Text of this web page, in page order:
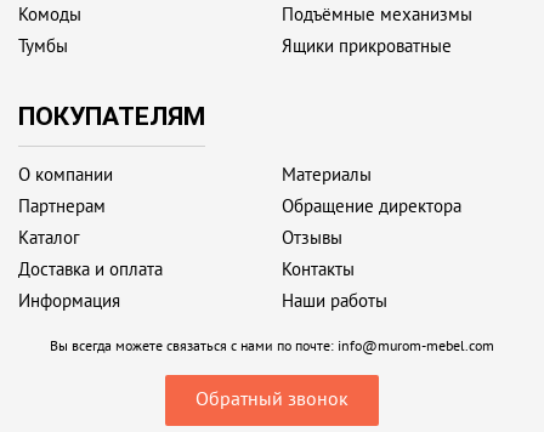
ПОКУПАТЕЛЯМ
О компании
Партнерам
Каталог
Доставка и оплата
Информация
Материалы
Обращение директора
Отзывы
Контакты
Наши работы
Комоды
Тумбы
Подъёмные механизмы
Ящики прикроватные
Вы всегда можете связаться с нами по почте: info@murom-mebel.com
Обратный звонок